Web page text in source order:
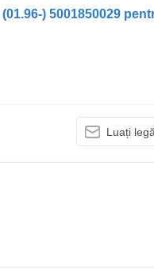
Luați